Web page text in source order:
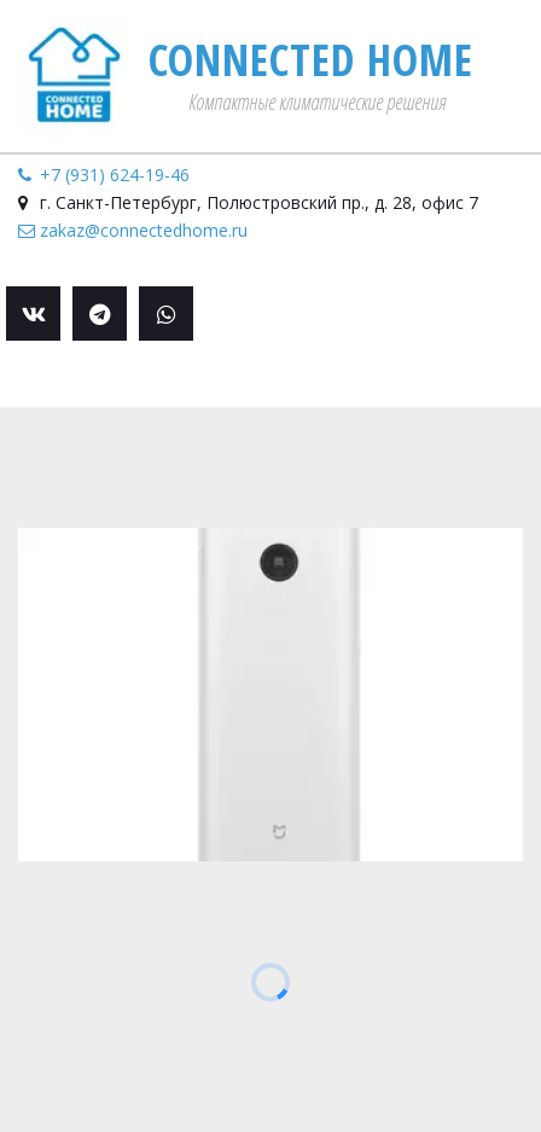
CONNECTED HOME­­
Компактные климатические решения
+7 (931) 624-19-46
г. Санкт-Петербург, Полюстровский пр., д. 28, офис 7
zakaz@connectedhome.ru